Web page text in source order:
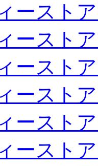
ースト
ースト
ースト
ースト
ースト
ースト